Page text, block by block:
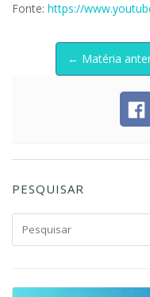
Fonte: https://
← Matéria
PESQUISAR